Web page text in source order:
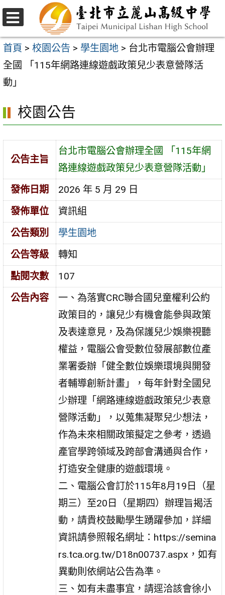
跳
至
主
要
內
區
選
單
首頁 > 校園公告 > 學生園地 > 台北市電腦公會辦理
全國 「115年網路連線遊戲政策兒少表意營隊活
動」
校園公告
公告主旨
台北市電腦公會辦理全國 「115年網
路連線遊戲政策兒少表意營隊活動」
發佈日期
2026 年 5 月 29 日
發佈單位
資訊組
公告類別
學生園地
公告等級
轉知
點閱次數
107
公告內容
一、為落實CRC聯合國兒童權利公約
政策目的，讓兒少有機會能參與政策
及表達意見，及為保護兒少娛樂視聽
權益，電腦公會受數位發展部數位產
業署委辦「健全數位娛樂環境與開發
者輔導創新計畫」，每年針對全國兒
少辦理「網路連線遊戲政策兒少表意
營隊活動」，以蒐集凝聚兒少想法，
作為未來相關政策擬定之參考，透過
產官學跨領域及跨部會溝通與合作，
打造安全健康的遊戲環境。
二、電腦公會訂於115年8月19日（星
期三）至20日（星期四）辦理旨揭活
動，請貴校鼓勵學生踴躍參加，詳細
資訊請參照報名網址：https://semina
rs.tca.org.tw/D18n00737.aspx，如有
異動則依網站公告為準。
三、如有未盡事宜，請逕洽該會徐小